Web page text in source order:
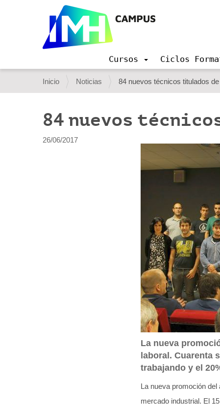
v
a
c
i
Cursos Ciclos
U
s
e
d
Inicio Noticias 84 nuevos técnicos titulados
84 nuevos
26/06/2017
La nueva
laboral. Cuarenta
trabajando y el
La nueva promoción del
mercado industrial. El